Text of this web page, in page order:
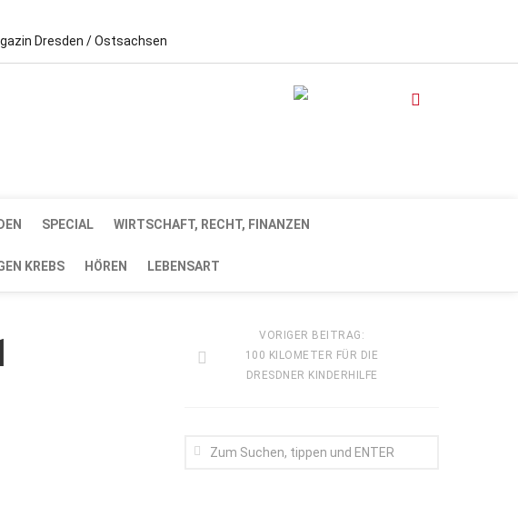
Dresden / Ostsachsen
SPECIAL WIRTSCHAFT, RECHT, FINANZEN
KREBS HÖREN LEBENSART
VORIGER BEITRAG:
100 KILOMETER FÜR DIE
DRESDNER KINDERHILFE